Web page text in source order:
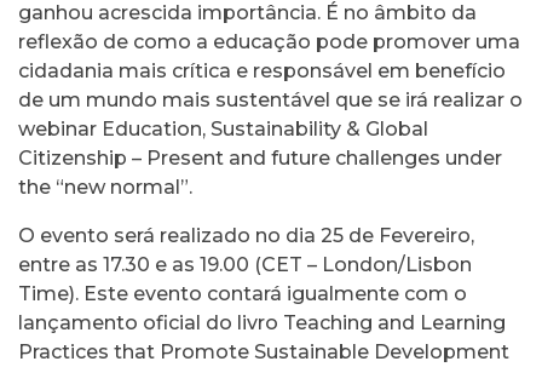
ganhou acrescida importância. É no âmbito da
reflexão de como a educação pode promover uma
cidadania mais crítica e responsável em benefício
de um mundo mais sustentável que se irá realizar o
webinar Education, Sustainability & Global
Citizenship – Present and future challenges under
the “new normal”.
O evento será realizado no dia 25 de Fevereiro,
entre as 17.30 e as 19.00 (CET – London/Lisbon
Time). Este evento contará igualmente com o
lançamento oficial do livro Teaching and Learning
Practices that Promote Sustainable Development